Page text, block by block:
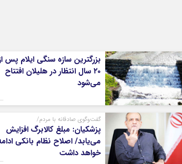
بزرگترین سازه سنگی ایلام پس
۲۰ سال انتظار در هلیلان افتتاح
می‌شود
گفت‌وگوی صادقانه با مردم/
پزشکیان: مبلغ کالابرگ افزایش
می‌یابد/ اصلاح نظام بانکی
خواهد داشت